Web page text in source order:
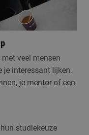
veel mensen
je interessant lijken.
je mentor of een
studiekeuze